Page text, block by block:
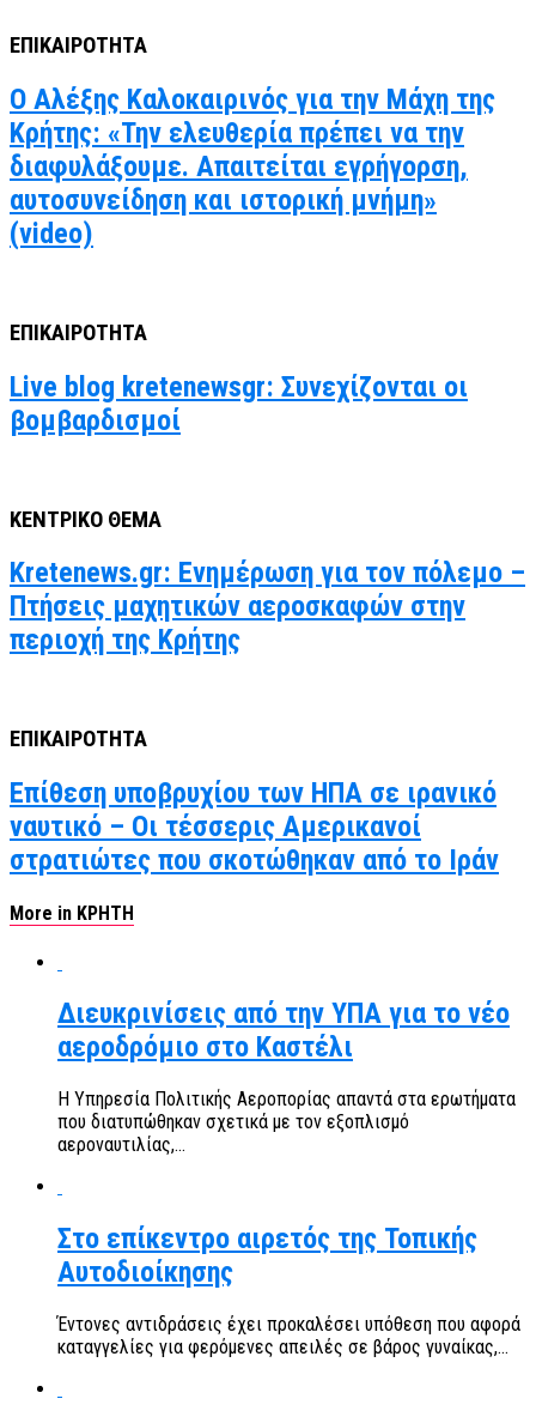
ΕΠΙΚΑΙΡΟΤΗΤΑ
Ο Αλέξης Καλοκαιρινός για την Μάχη της
Κρήτης: «Την ελευθερία πρέπει να την
διαφυλάξουμε. Απαιτείται εγρήγορση,
αυτοσυνείδηση και ιστορική μνήμη»
(video)
ΕΠΙΚΑΙΡΟΤΗΤΑ
Live blog kretenewsgr: Συνεχίζονται οι
βομβαρδισμοί
ΚΕΝΤΡΙΚΟ ΘΕΜΑ
Kretenews.gr: Ενημέρωση για τον πόλεμο –
Πτήσεις μαχητικών αεροσκαφών στην
περιοχή της Κρήτης
ΕΠΙΚΑΙΡΟΤΗΤΑ
Επίθεση υποβρυχίου των ΗΠΑ σε ιρανικό
ναυτικό – Οι τέσσερις Αμερικανοί
στρατιώτες που σκοτώθηκαν από το Ιράν
More in ΚΡΗΤΗ
Διευκρινίσεις από την ΥΠΑ για το νέο
αεροδρόμιο στο Καστέλι
Η Υπηρεσία Πολιτικής Αεροπορίας απαντά στα ερωτήματα
που διατυπώθηκαν σχετικά με τον εξοπλισμό
αεροναυτιλίας,...
Στο επίκεντρο αιρετός της Τοπικής
Αυτοδιοίκησης
Έντονες αντιδράσεις έχει προκαλέσει υπόθεση που αφορά
καταγγελίες για φερόμενες απειλές σε βάρος γυναίκας,...